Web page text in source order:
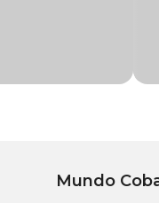
Biotina, Cloreto de
Mundo